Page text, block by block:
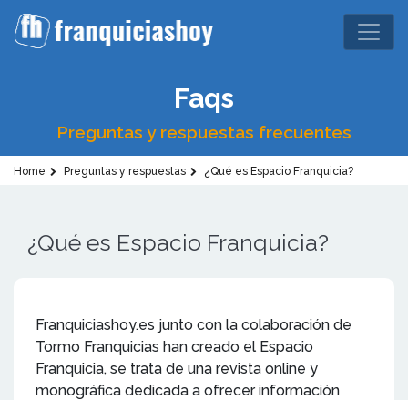
Faqs
Preguntas y respuestas frecuentes
Home Preguntas y respuestas ¿Qué es Espacio Franquicia?
¿Qué es Espacio Franquicia?
Franquiciashoy.es junto con la colaboración de
Tormo Franquicias han creado el Espacio
Franquicia, se trata de una revista online y
monográfica dedicada a ofrecer información